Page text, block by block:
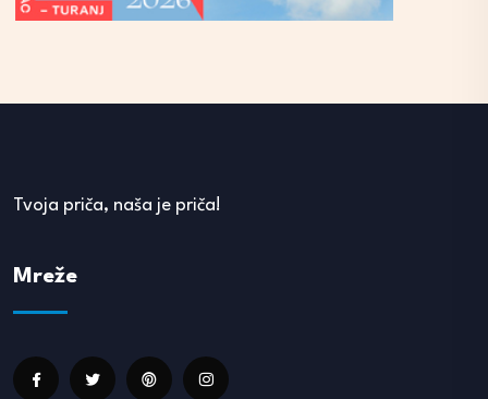
Tvoja priča, naša je priča!
Mreže